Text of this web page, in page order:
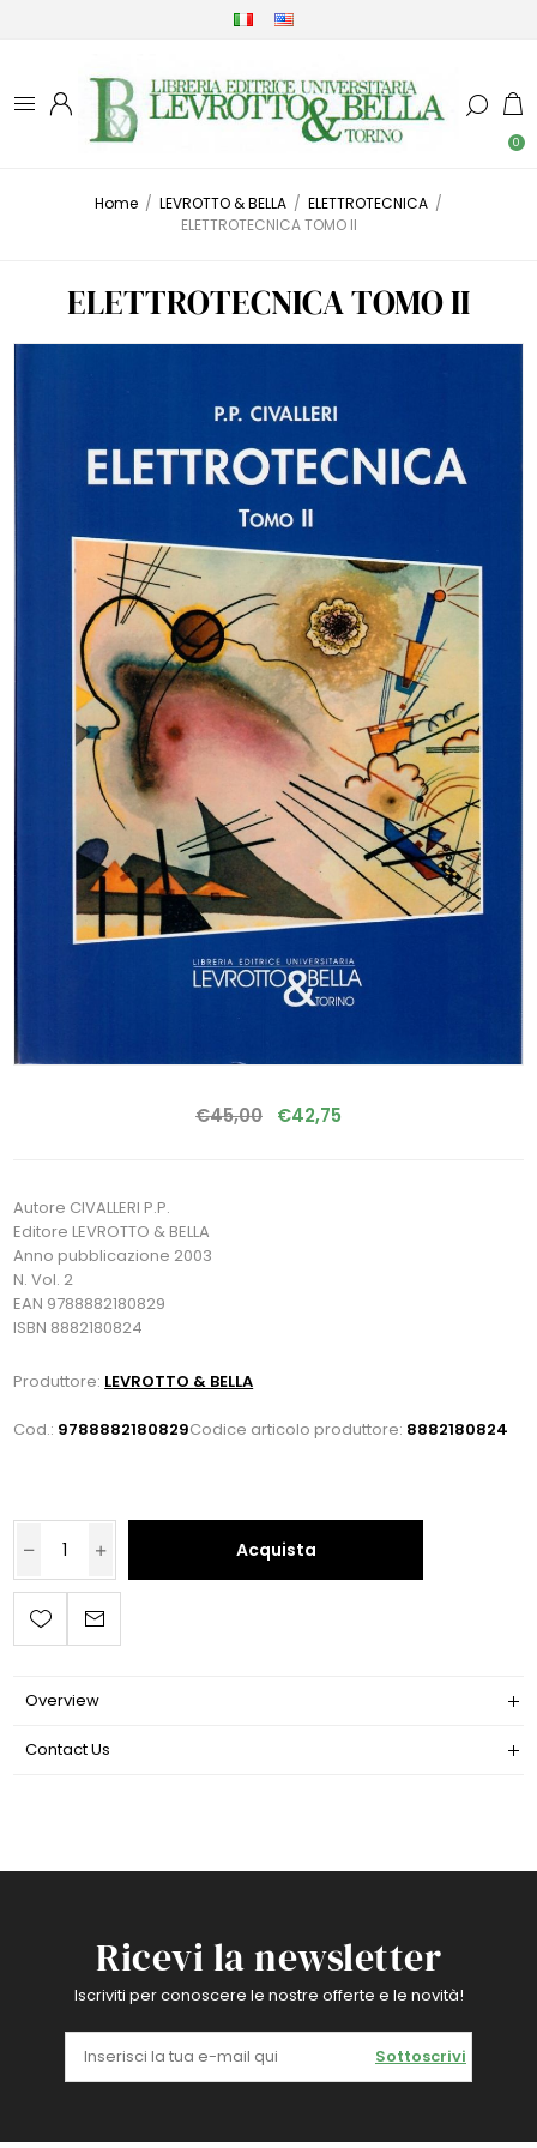
0
Home / LEVROTTO & BELLA / ELETTROTECNICA /
ELETTROTECNICA TOMO II
ELETTROTECNICA TOMO II
€45,00 €42,75
Autore CIVALLERI P.P.
Editore LEVROTTO & BELLA
Anno pubblicazione 2003
N. Vol. 2
EAN 9788882180829
ISBN 8882180824
Produttore: LEVROTTO & BELLA
Cod.: 9788882180829Codice articolo produttore: 8882180824
Acquista
Overview
Contact Us
Ricevi la newsletter
Iscriviti per conoscere le nostre offerte e le novità!
Sottoscrivi